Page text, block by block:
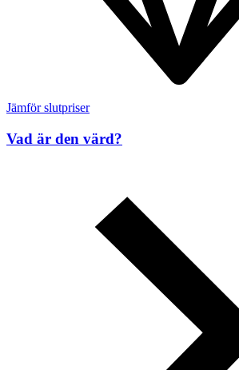
Jämför slutpriser
Vad är den värd?